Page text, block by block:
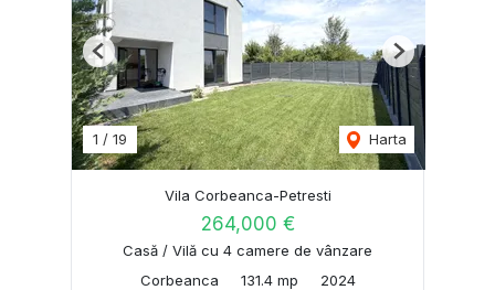
1 / 19 Harta
Previous Next
Vila Corbeanca-Petresti
264,000 €
Casă / Vilă cu 4 camere de vânzare
Corbeanca
131.4 mp 2024